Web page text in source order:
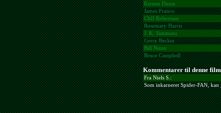
Kirsten Dunst
James Franco
Cliff Robertson
Rosemary Harris
J. K. Simmons
Gerry Becker
Bill Nunn
Bruce Campbell
Kommentarer til denne
Fra Niels S.:
Som inkarneret Spider-FAN,